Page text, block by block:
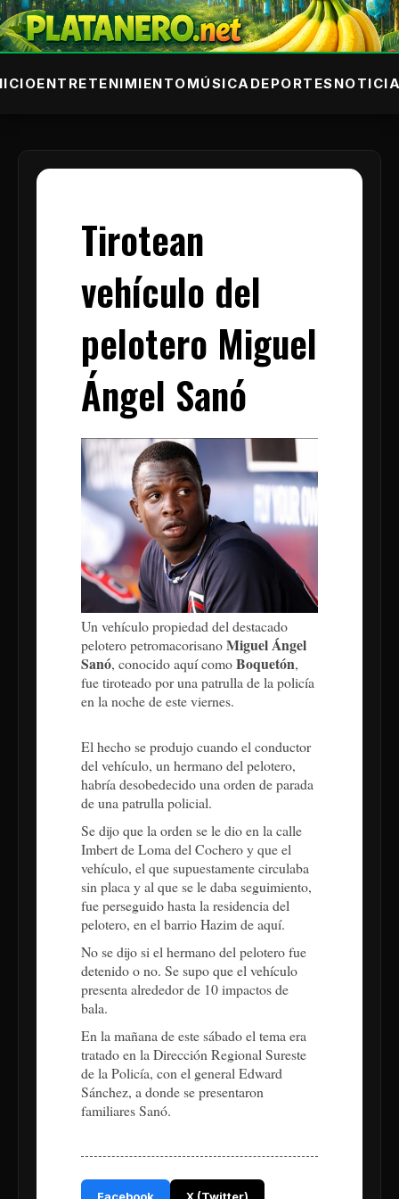
ENTRETENIMIENTOMÚSICADEPORTES
Tirotean
vehículo del
pelotero Miguel
Ángel Sanó
Un vehículo propiedad del destacado
pelotero petromacorisanoMiguel Ángel
Sanó, conocido aquí comoBoquetón,
fue tiroteado por una patrulla de la policía
en la noche de este viernes.
El hecho se produjo cuando el conductor
del vehículo, un hermano del pelotero,
habría desobedecido una orden de parada
de una patrulla policial.
Se dijo que la orden se le dio en la calle
Imbert de Loma del Cochero y que el
vehículo, el que supuestamente circulaba
sin placa y al que se le daba seguimiento,
fue perseguido hasta la residencia del
pelotero, en el barrio Hazim de aquí.
No se dijo si el hermano del pelotero fue
detenido o no. Se supo que el vehículo
presenta alrededor de 10 impactos de
bala.
En la mañana de este sábado el tema era
tratado en la Dirección Regional Sureste
de la Policía, con el general Edward
Sánchez, a donde se presentaron
familiares Sanó.